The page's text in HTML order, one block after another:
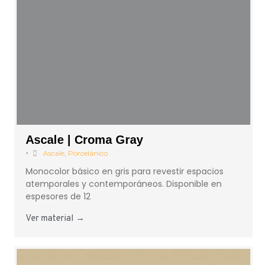
Ascale | Croma Gray
• Ascale, Porcelánico
Monocolor básico en gris para revestir espacios
atemporales y contemporáneos. Disponible en
espesores de 12
Ver material →